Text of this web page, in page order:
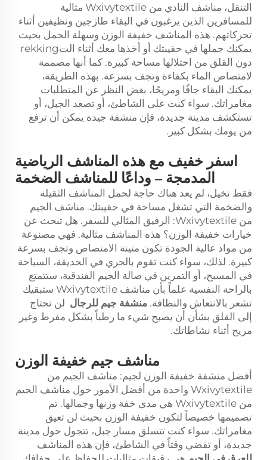
التنقل، مناشف النادي من Wxivytextile مثالية
للمسافرين الذين يرغبون في البقاء طازجين ونظيفين أثناء
تحركاتهم. هذه المناشف خفيفة الوزن وسهلة الحمل بحيث
يمكنك حملها في حقيبتك أو أخذها معك أثناء التrekking
دون القلق من احتلالها مساحة كبيرة. كما أنها مصممة
لامتصاص الماء بكفاءة وتجف بسرعة. بهذه الطريقة،
يمكنك البقاء جافًا ومريحًا، بغض النظر عن المتطلبات
مغامراتك. سواء كنت على الشاطئ، أو تصعد الجبل، أو
تستكشف مدينة جديدة، فإن منشفة جيدة يمكن أن ترفع
من يومك بشكل كبير.
اسفر خفيف مع هذه المناشف الرياضية
المدمجة – وداعًا للمناشف الضخمة
فقط تخيل، لم يعد هناك حاجة لحمل المناشف الثقيلة
والضخمة التي تشغل مساحة في حقيبتك. مناشف الجيم
من Wxivytextile: الرفيق المثالي للسفر. هل تبحث عن
خيارات خفيفة الوزن؟ هذه المناشف مثالية. فهي مصنوعة
من مواد عالية الجودة تكون متينة الامتصاص وتجف بسرعة
كبيرة. لذلك، سواء كنت تقوم بالجري في الحديقة، السباحة
في المسبح، أو التمرين في صالة الجيم الفندقية، ستتمتع
بالراحة النفسية علماً بأن مناشف Wxivytextile ستبقيك
تشعر بالانتعاش والنظافة. منشفة جيم للرجال لن تحتاج
إلى القلق بشأن أن يصبح شيء ما رطباً بشكل مفرط وغير
مريح أثناء نشاطاتك.
مناشف جيم خفيفة الوزن
أفضل منشفة خفيفة الوزن لجيم: مناشف الجيم من
Wxivytextile واحدة من أفضل الأمور حول مناشف الجيم
من Wxivytextile هي مدى خفة وزنها وجمالها. تم
تصميمها خصيصاً لتكون خفيفة الوزن بحيث لن تعيق
مغامراتك. سواء كنت تتسلق مسار جبل، تتجول حول مدينة
جديدة، أو تقضي وقتاً في الشاطئ، فإن هذه المناشف